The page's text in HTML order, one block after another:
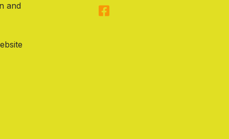
and